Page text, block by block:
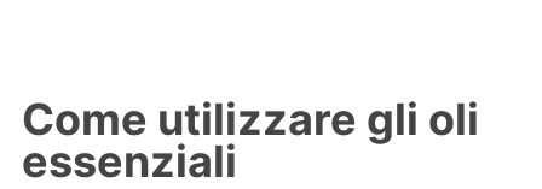
Come utilizzare gli oli
essenziali